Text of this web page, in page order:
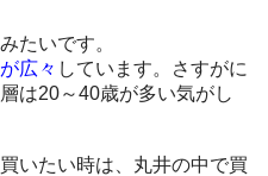
たいです。
広々 しています。さすがに
は20～40歳が多い気がし
いたい時は、丸井の中で買